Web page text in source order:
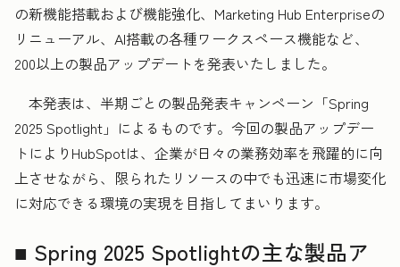
の新機能搭載および機能強化、Marketing Hub Enterpriseの
リニューアル、AI搭載の各種ワークスペース機能など、
200以上の製品アップデートを発表いたしました。
本発表は、半期ごとの製品発表キャンペーン「Spring
2025 Spotlight」によるものです。今回の製品アップデー
トによりHubSpotは、企業が日々の業務効率を飛躍的に向
上させながら、限られたリソースの中でも迅速に市場変化
に対応できる環境の実現を目指してまいります。
■ Spring 2025 Spotlightの主な製品ア